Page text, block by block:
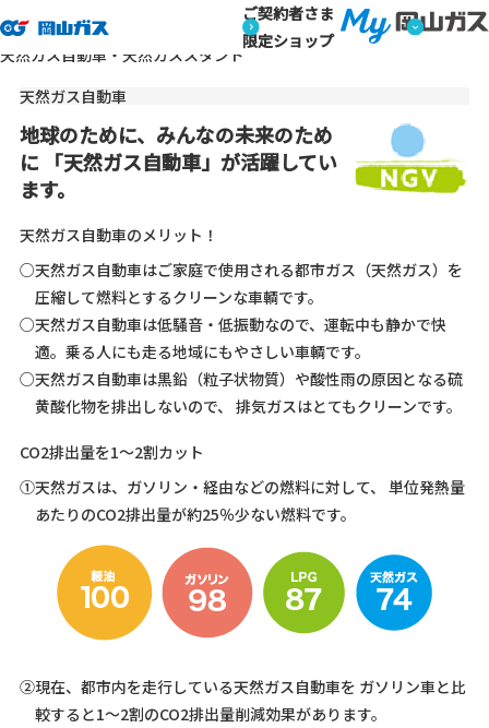
ご契約者さま
限定ショップ
トップページ 業務用のお客さま
天然ガス自動車・天然ガスス
業務用のお客さま
天然ガス自動車・天然ガススタンド
天然ガス自動車
地球のために、みんなの未来のため
に
「天然ガス自動車」が活躍してい
ます。
天然ガス自動車のメリット！
○天然ガス自動車はご家庭で使用される都市ガス（天然ガス）を
圧縮して燃料とするクリーンな車輌です。
○天然ガス自動車は低騒音・低振動なので、運転中も静かで快
適。乗る人にも走る地域にもやさしい車輌です。
○天然ガス自動車は黒鉛（粒子状物質）や酸性雨の原因となる硫
黄酸化物を排出しないので、 排気ガスはとてもクリーンです。
CO2排出量を1〜2割カット
①天然ガスは、ガソリン・経由などの燃料に対して、 単位発熱量
あたりのCO2排出量が約25％少ない燃料です。
②現在、都市内を走行している天然ガス自動車を ガソリン車と比
較すると1〜2割のCO2排出量削減効果があります。